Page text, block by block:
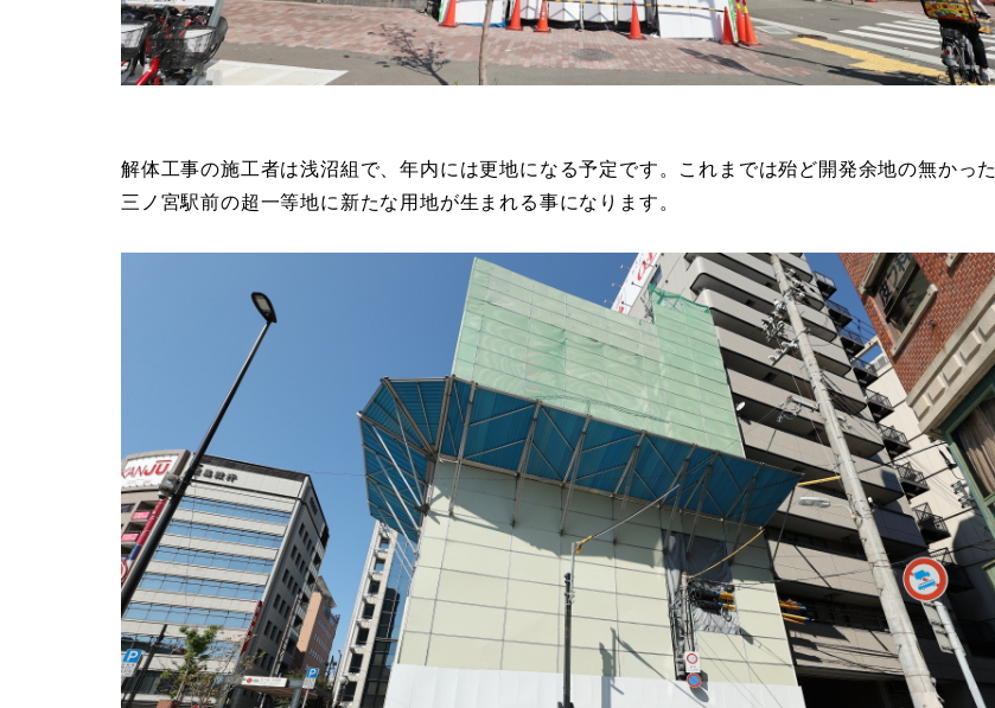
解体工事の施工者は浅沼組で、年内には更地になる予定です。これまでは殆ど開発余地の無かった
三ノ宮駅前の超一等地に新たな用地が生まれる事になります。